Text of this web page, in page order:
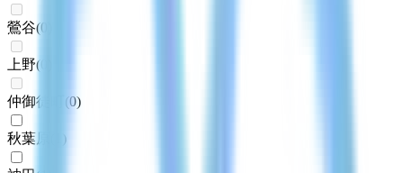
鶯谷(0
上野(
仲御徒町 (0)
秋葉原 )